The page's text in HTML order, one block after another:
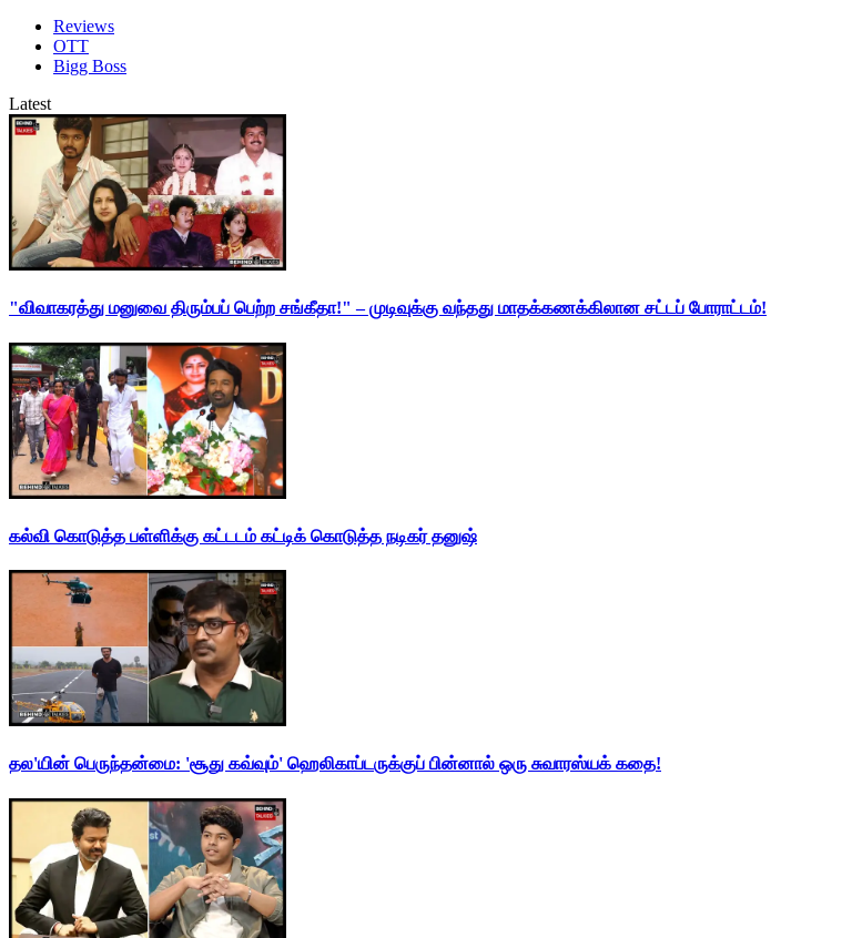
Reviews
OTT
Bigg Boss
Latest
"விவாகரத்து மனுவை திரும்பப் பெற்ற சங்கீதா!" – முடிவுக்கு வந்தது மாதக்கணக்கிலான சட்டப் போராட்டம்!
கல்வி கொடுத்த பள்ளிக்கு கட்டடம் கட்டிக் கொடுத்த நடிகர் தனுஷ்
தல'யின் பெருந்தன்மை: 'சூது கவ்வும்' ஹெலிகாப்டருக்குப் பின்னால் ஒரு சுவாரஸ்யக் கதை!